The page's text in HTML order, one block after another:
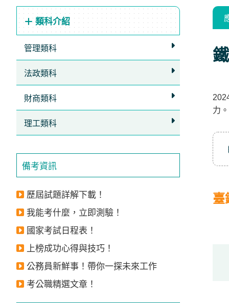
類科介紹
管理類科
法政類科
財商類科
理工類科
備考資訊
歷屆試題詳解下載！
我能考什麼，立即測驗！
國家考試日程表！
上榜成功心得與技巧！
公務員新鮮事！帶你一探未來工作
考公職精選文章！
力
臺
務
據
點
即
LINE
帳
號
享
人
服
務，
再